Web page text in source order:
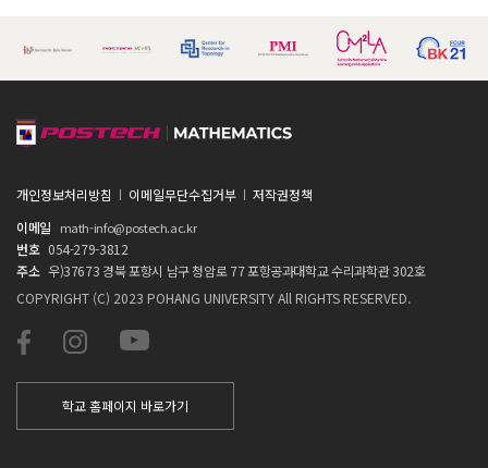
개인정보처리방침 이메일무단수집거부
저작권정책
이메일
math-info@postech.ac.kr
번호 054-279-3812
주소 우)37673 경북 포항시 남구 청암로 77 포항공과대학교 수리과학관 302호
COPYRIGHT (C) 2023 POHANG UNIVERSITY All RIGHTS RESERVED.
학교 홈페이지 바로가기